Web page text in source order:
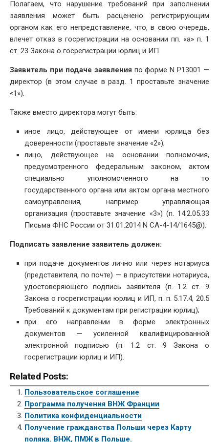
Полагаем, что нарушение требований при заполнении
заявления может быть расценено регистрирующим
органом как его непредставление, что, в свою очередь,
влечет отказ в госрегистрации на основании пп. «а» п. 1
ст. 23 Закона о госрегистрации юрлиц и ИП.
Заявитель при подаче заявления по форме N Р13001 —
директор (в этом случае в разд. 1 проставьте значение
«1»).
Также вместо директора могут быть:
иное лицо, действующее от имени юрлица без
доверенности (проставьте значение «2»);
лицо, действующее на основании полномочия,
предусмотренного федеральным законом, актом
специально уполномоченного на то
государственного органа или актом органа местного
самоуправления, например управляющая
организация (проставьте значение «3») (п. 14.2.05.33
Письма ФНС России от 31.01.2014 N СА-4-14/1645@).
Подписать заявление заявитель должен:
при подаче документов лично или через нотариуса
(представителя, по почте) — в присутствии нотариуса,
удостоверяющего подпись заявителя (п. 1.2 ст. 9
Закона о госрегистрации юрлиц и ИП, п. п. 5.17.4, 20.5
Требований к документам при регистрации юрлиц);
при его направлении в форме электронных
документов — усиленной квалифицированной
электронной подписью (п. 1.2 ст. 9 Закона о
госрегистрации юрлиц и ИП).
Related Posts:
Пользовательское соглашение
Программа получения ВНЖ Франции
Политика конфиденциальности
Получение гражданства Польши через Карту
поляка. ВНЖ, ПМЖ в Польше.